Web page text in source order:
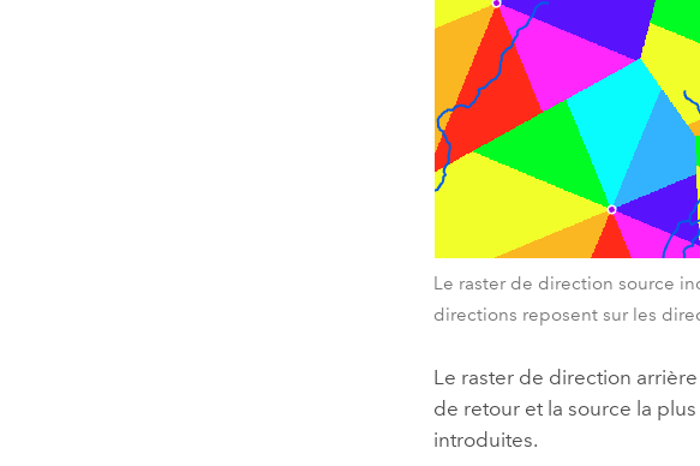
Le raster de direction source
directions reposent sur les
Le raster de direction
de retour et la source la
introduites.